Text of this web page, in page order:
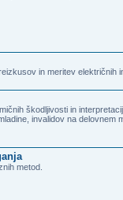
in meritev električnih
škodljivosti in
invalidov na delovnem
metod.